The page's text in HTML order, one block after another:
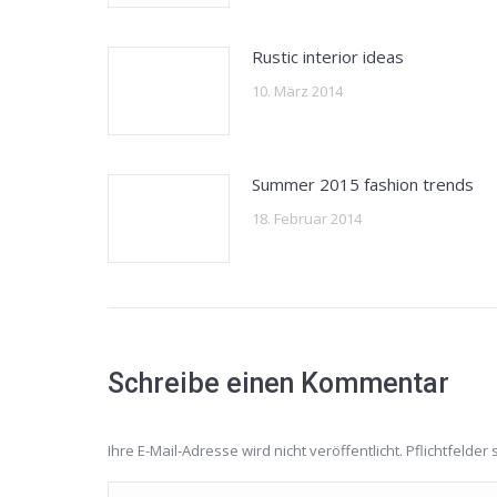
Rustic interior ideas
10. März 2014
Summer 2015 fashion trends
18. Februar 2014
Schreibe einen Kommentar
Ihre E-Mail-Adresse wird nicht veröffentlicht. Pflichtfelder